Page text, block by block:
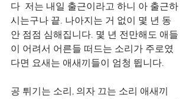
다  저는 내일 출근이라고 하니 아 출근하
시는구나 끝. 나아지는 거 없이 몇 년 동
안 점점 심해집니다. 몇 년 전만해도 애들
이 어려서 어른들 떠드는 소리가 주로였
다면 요새는 애새끼들이 엄청 뜁니다.
공 튀기는 소리, 의자 끄는 소리 애새끼